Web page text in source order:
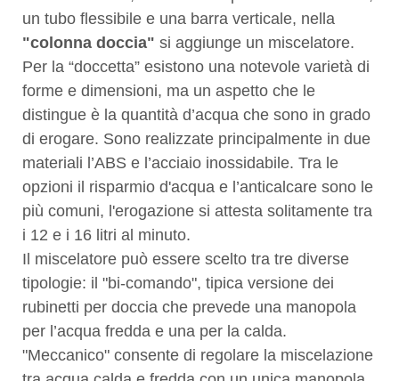
un tubo flessibile e una barra verticale, nella
"colonna doccia" si aggiunge un miscelatore.
Per la “doccetta” esistono una notevole varietà di
forme e dimensioni, ma un aspetto che le
distingue è la quantità d’acqua che sono in grado
di erogare. Sono realizzate principalmente in due
materiali l’ABS e l’acciaio inossidabile. Tra le
opzioni il risparmio d'acqua e l’anticalcare sono le
più comuni, l'erogazione si attesta solitamente tra
i 12 e i 16 litri al minuto.
Il miscelatore può essere scelto tra tre diverse
tipologie: il "bi-comando", tipica versione dei
rubinetti per doccia che prevede una manopola
per l’acqua fredda e una per la calda.
"Meccanico" consente di regolare la miscelazione